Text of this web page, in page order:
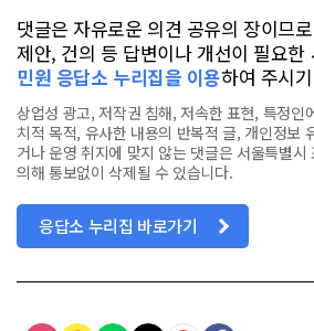
댓글은 자유로운 의견 공유의 장이므
제안, 건의 등 답변이나 개선이 필요한
민원 응답소 누리집을 이용하여 주시
상업성 광고, 저작권 침해, 저속한 표현, 특정인
치적 목적, 유사한 내용의 반복적 글, 개인정보
거나 운영 취지에 맞지 않는 댓글은 서울특별시
의해 통보없이 삭제될 수 있습니다.
응답소 누리집 바로가기